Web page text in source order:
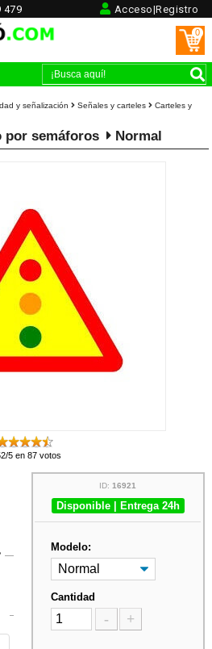
479 Acceso|Registro
0
y señalización Señales y carteles
Carteles y
por semáforos Normal
5 en 87 votos
ID:16921
Disponible | Entrega 24h
Modelo:
Cantidad
- +